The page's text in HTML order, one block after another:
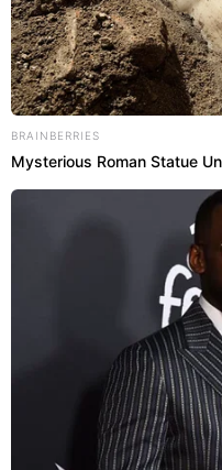
BRAINBERRIES
Mysterious Roman Statue